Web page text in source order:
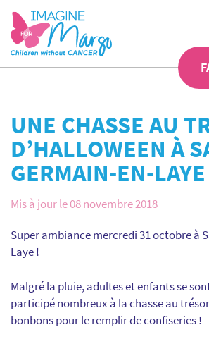
UNE CHASSE AU
D’HALLOWEEN À
GERMAIN-EN-LAYE
Mis à jour le 08 novembre 2018
Super ambiance mercredi 31 octobre à
Laye !
Malgré la pluie, adultes et enfants se
participé nombreux à la chasse au
bonbons pour le remplir de confiseries !